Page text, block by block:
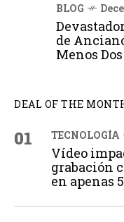
BLOG
de
Menos
DEAL OF THE
01 TECNOLOGÍA
Vídeo
grabación
en apenas